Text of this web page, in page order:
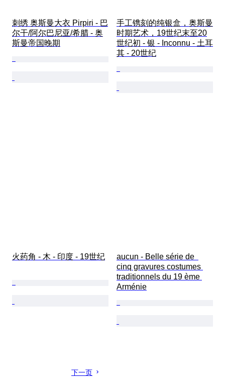
刺绣 奥斯曼大衣 Pirpiri - 巴
尔干/阿尔巴尼亚/希腊 - 奥
斯曼帝国晚期
手工镌刻的纯银盒，奥斯曼
时期艺术，19世纪末至20
世纪初 - 银 - Inconnu - 土耳
其 - 20世纪
火药角 - 木 - 印度 - 19世纪
aucun - Belle série de
cinq gravures costumes
traditionnels du 19 ème
Arménie
下一页